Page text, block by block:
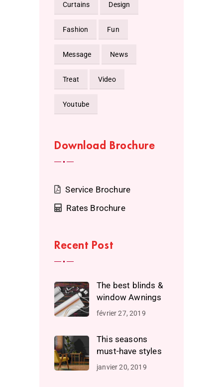
Curtains Design
Fashion Fun
Message News
Treat Video
Youtube
Download Brochure
Service Brochure
Rates Brochure
Recent Post
The best blinds &
window Awnings
février 27, 2019
This seasons
must-have styles
janvier 20, 2019